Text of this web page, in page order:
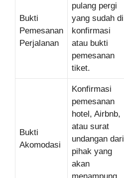
Bukti
Pemesanan
Perjalanan
pulang pergi
yang sudah di
konfirmasi
atau bukti
pemesanan
tiket.
Bukti
Akomodasi
Konfirmasi
pemesanan
hotel, Airbnb,
atau surat
undangan dari
pihak yang
akan
menampung